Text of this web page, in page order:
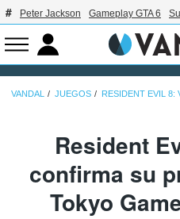
Peter Jackson Gameplay GTA 6
VANDAL JUEGOS RESIDENT EVIL 8:
Resident
confirma su
Tokyo